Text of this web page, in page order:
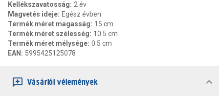
Kellékszavatosság: 2 év
Magvetés ideje: Egész évben
Termék méret magasság: 15 cm
Termék méret szélesség: 10.5 cm
Termék méret mélysége: 0.5 cm
EAN : 5995425125078
Vásárlói vélemények